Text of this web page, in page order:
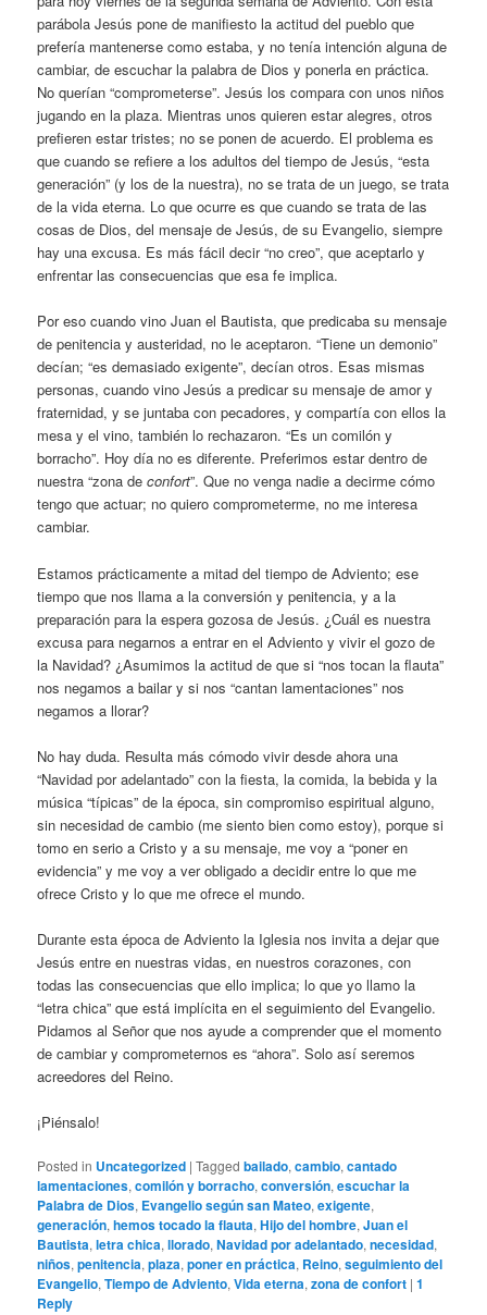
parábola Jesús pone de manifiesto la actitud del pueblo que
prefería mantenerse como estaba, y no tenía intención alguna de
cambiar, de escuchar la palabra de Dios y ponerla en práctica.
No querían “comprometerse”. Jesús los compara con unos niños
jugando en la plaza. Mientras unos quieren estar alegres, otros
prefieren estar tristes; no se ponen de acuerdo. El problema es
que cuando se refiere a los adultos del tiempo de Jesús, “esta
generación” (y los de la nuestra), no se trata de un juego, se trata
de la vida eterna. Lo que ocurre es que cuando se trata de las
cosas de Dios, del mensaje de Jesús, de su Evangelio, siempre
hay una excusa. Es más fácil decir “no creo”, que aceptarlo y
enfrentar las consecuencias que esa fe implica.
Por eso cuando vino Juan el Bautista, que predicaba su mensaje
de penitencia y austeridad, no le aceptaron. “Tiene un demonio”
decían; “es demasiado exigente”, decían otros. Esas mismas
personas, cuando vino Jesús a predicar su mensaje de amor y
fraternidad, y se juntaba con pecadores, y compartía con ellos la
mesa y el vino, también lo rechazaron. “Es un comilón y
borracho”. Hoy día no es diferente. Preferimos estar dentro de
nuestra “zona deconfort”. Que no venga nadie a decirme cómo
tengo que actuar; no quiero comprometerme, no me interesa
cambiar.
Estamos prácticamente a mitad del tiempo de Adviento; ese
tiempo que nos llama a la conversión y penitencia, y a la
preparación para la espera gozosa de Jesús. ¿Cuál es nuestra
excusa para negarnos a entrar en el Adviento y vivir el gozo de
la Navidad? ¿Asumimos la actitud de que si “nos tocan la flauta”
nos negamos a bailar y si nos “cantan lamentaciones” nos
negamos a llorar?
No hay duda. Resulta más cómodo vivir desde ahora una
“Navidad por adelantado” con la fiesta, la comida, la bebida y la
música “típicas” de la época, sin compromiso espiritual alguno,
sin necesidad de cambio (me siento bien como estoy), porque si
tomo en serio a Cristo y a su mensaje, me voy a “poner en
evidencia” y me voy a ver obligado a decidir entre lo que me
ofrece Cristo y lo que me ofrece el mundo.
Durante esta época de Adviento la Iglesia nos invita a dejar que
Jesús entre en nuestras vidas, en nuestros corazones, con
todas las consecuencias que ello implica; lo que yo llamo la
“letra chica” que está implícita en el seguimiento del Evangelio.
Pidamos al Señor que nos ayude a comprender que el momento
de cambiar y comprometernos es “ahora”. Solo así seremos
acreedores del Reino.
¡Piénsalo!
Posted in Uncategorized |Tagged bailado,cambio,cantado
lamentaciones,comilón y borracho,conversión,escuchar la
Palabra de Dios, Evangelio según san Mateo,exigente,
generación,hemos tocado la flauta,Hijo del hombre,Juan el
Bautista,letra chica,llorado,Navidad por adelantado,necesidad,
niños,penitencia,plaza,poner en práctica, Reino,seguimiento del
Evangelio,Tiempo de Adviento,Vida eterna,zona de confort |1
Reply